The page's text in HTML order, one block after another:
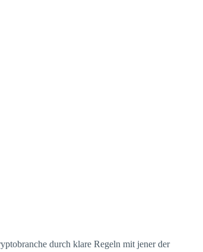
durch klare Regeln mit jener der